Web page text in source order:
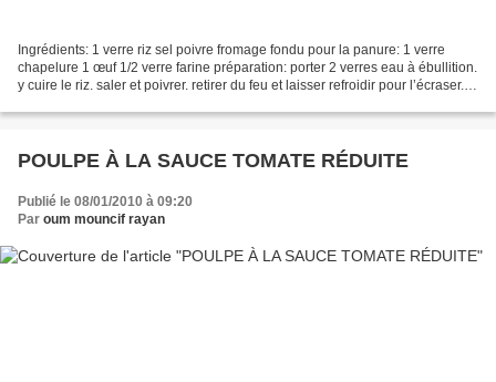
Ingrédients: 1 verre riz sel poivre fromage fondu pour la panure: 1 verre
chapelure 1 œuf 1/2 verre farine préparation: porter 2 verres eau à ébullition.
y cuire le riz. saler et poivrer. retirer du feu et laisser refroidir pour l’écraser.
POULPE À LA SAUCE TOMATE RÉDUITE
Publié le 08/01/2010 à 09:20
Par oum mouncif rayan